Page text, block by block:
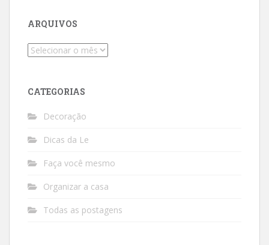
ARQUIVOS
Arquivos
CATEGORIAS
Decoração
Dicas da Le
Faça você mesmo
Organizar a casa
Todas as postagens